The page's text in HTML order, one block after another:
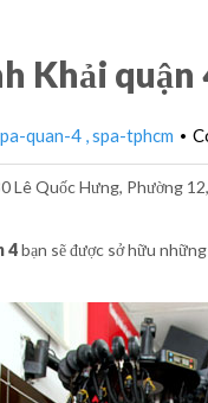
Khải quận
quan-4 spa-tphcm •
Lê Quốc Hưng, Phường
4bạn sẽ được sở hữu